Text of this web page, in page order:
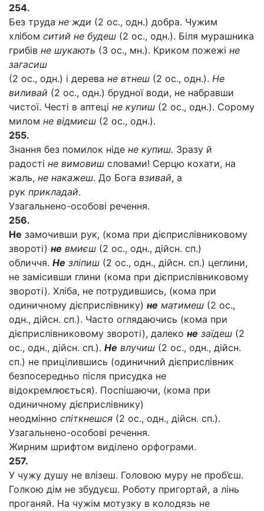
254.
Без труда не жди (2 ос., одн.) добра. Чужим
хлібом ситий не будеш (2 ос., одн.). Біля мурашника
грибів не шукають (3 ос., мн.). Криком пожежі не
загасиш
(2 ос., одн.) і дерева не втнеш (2 ос., одн.). Не
виливай (2 ос., одн.) брудної води, не набравши
чистої. Честі в аптеці не купиш (2 ос., одн.). Сорому
милом не відмиєш (2 ос., одн.).
255.
Знання без помилок ніде не купиш. Зразу й
радості не вимовиш словами! Серцю кохати, на
жаль, не накажеш. До Бога взивай, а
рук прикладай.
Узагальнено-особові речення.
256.
Не замочивши рук, (кома при дієприслівниковому
звороті) не вмиєш (2 ос., одн., дійсн. сп.)
обличчя. Не зліпиш (2 ос., одн., дійсн. сп.) цеглини,
не замісивши глини (кома при дієприслівниковому
звороті). Хліба, не потрудившись, (кома при
одиничному дієприслівнику) не матимеш (2 ос.,
одн., дійсн. сп.). Часто оглядаючись (кома при
дієприслівниковому звороті), далеко не заїдеш (2
ос., одн., дійсн. сп.). Не влучиш (2 ос., одн., дійсн.
сп.) не прицілившись (одиничний дієприслівник
безпосередньо після присудка не
відокремлюється). Поспішаючи, (кома при
одиничному дієприслівнику)
неодмінно спіткнешся (2 ос., одн., дійсн. сп.).
Узагальнено-особові речення.
Жирним шрифтом виділено орфограми.
257.
У чужу душу не влізеш. Головою муру не проб’єш.
Голкою дім не збудуєш. Роботу пригортай, а лінь
проганяй. На чужім мотузку в колодязь не